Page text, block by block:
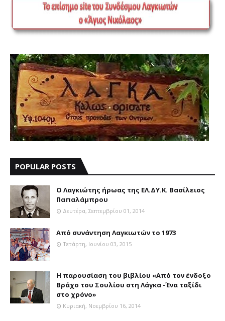
POPULAR POSTS
Ο Λαγκιώτης ήρωας της ΕΛ.ΔΥ.Κ. Βασίλειος
Παπαλάμπρου
Δευτέρα, Σεπτεμβρίου 01, 2014
Aπό συνάντηση Λαγκιωτών το 1973
Τετάρτη, Ιουνίου 03, 2015
Η παρουσίαση του βιβλίου «Από τον ένδοξο
Βράχο του Σουλίου στη Λάγκα -Ένα ταξίδι
στο χρόνο»
Κυριακή, Νοεμβρίου 16, 2014